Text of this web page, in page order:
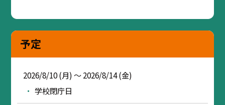
予定
2026/8/10 (月) ～ 2026/8/14 (金)
学校閉庁日